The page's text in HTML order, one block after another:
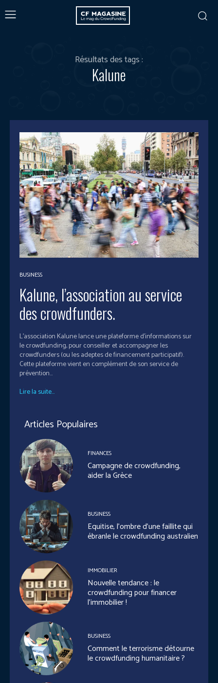
Résultats des tags :
Kalune
BUSINESS
Kalune, l’association au service
des crowdfunders.
L'association Kalune lance une plateforme d’informations sur
le crowdfunding, pour conseiller et accompagner les
crowdfunders (ou les adeptes de financement participatif).
Cette plateforme vient en complément de son service de
prévention...
Lire la suite...
Articles Populaires
FINANCES
Campagne de crowdfunding,
aider la Grèce
BUSINESS
Equitise, l’ombre d’une faillite qui
ébranle le crowdfunding australien
IMMOBILIER
Nouvelle tendance : le
crowdfunding pour financer
l’immobilier !
BUSINESS
Comment le terrorisme détourne
le crowdfunding humanitaire ?